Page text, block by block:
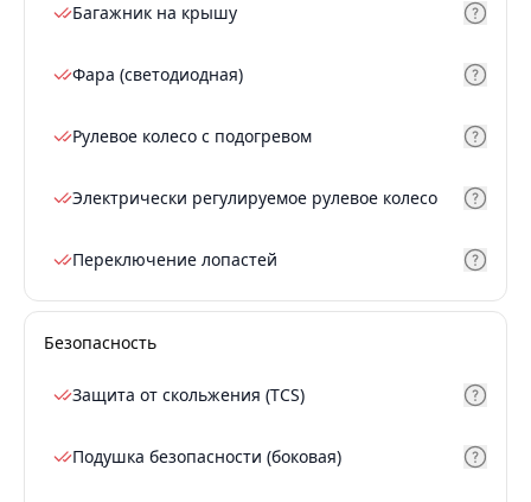
Багажник на крышу
Фара (светодиодная)
Рулевое колесо с подогревом
Электрически регулируемое рулевое колесо
Переключение лопастей
Безопасность
Защита от скольжения (TCS)
Подушка безопасности (боковая)